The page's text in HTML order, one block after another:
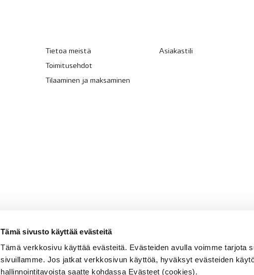
Tämä sivusto käyttää evästeitä
Tämä verkkosivu käyttää evästeitä. Evästeiden avulla voimme tarjota
sivuillamme. Jos jatkat verkkosivun käyttöä, hyväksyt evästeiden
hallinnointitavoista saatte kohdassa Evästeet (cookies).
Tietoa meistä
Toimitusehdot
Tilaaminen ja maksaminen
Asiakastili